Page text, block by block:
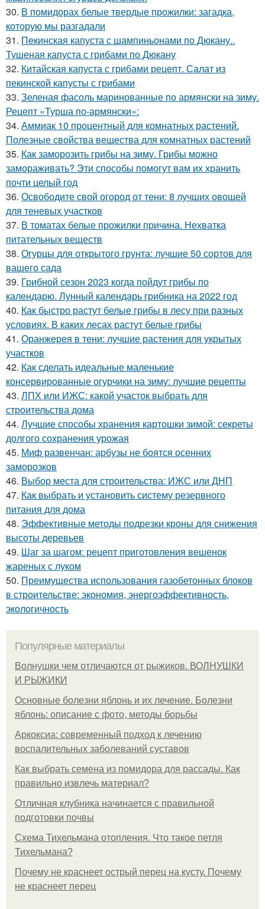
30. В помидорах белые твердые прожилки: загадка,
которую мы разгадали
31. Пекинская капуста с шампиньонами по Дюкану..
Тушеная капуста с грибами по Дюкану
32. Китайская капуста с грибами рецепт. Салат из
пекинской капусты с грибами
33. Зеленая фасоль маринованные по армянски на зиму.
Рецепт «Турша по-армянски»:
34. Аммиак 10 процентный для комнатных растений.
Полезные свойства вещества для комнатных растений
35. Как заморозить грибы на зиму. Грибы можно
замораживать? Эти способы помогут вам их хранить
почти целый год
36. Освободите свой огород от тени: 8 лучших овощей
для теневых участков
37. В томатах белые прожилки причина. Нехватка
питательных веществ
38. Огурцы для открытого грунта: лучшие 50 сортов для
вашего сада
39. Грибной сезон 2023 когда пойдут грибы по
календарю. Лунный календарь грибника на 2022 год
40. Как быстро растут белые грибы в лесу при разных
условиях. В каких лесах растут белые грибы
41. Оранжерея в тени: лучшие растения для укрытых
участков
42. Как сделать идеальные маленькие
консервированные огурчики на зиму: лучшие рецепты
43. ЛПХ или ИЖС: какой участок выбрать для
строительства дома
44. Лучшие способы хранения картошки зимой: секреты
долгого сохранения урожая
45. Миф развенчан: арбузы не боятся осенних
заморозков
46. Выбор места для строительства: ИЖС или ДНП
47. Как выбрать и установить систему резервного
питания для дома
48. Эффективные методы подрезки кроны для снижения
высоты деревьев
49. Шаг за шагом: рецепт приготовления вешенок
жареных с луком
50. Преимущества использования газобетонных блоков
в строительстве: экономия, энергоэффективность,
экологичность
Популярные материалы
Волнушки чем отличаются от рыжиков. ВОЛНУШКИ
И РЫЖИКИ
Основные болезни яблонь и их лечение. Болезни
яблонь: описание с фото, методы борьбы
Аркоксиа: современный подход к лечению
воспалительных заболеваний суставов
Как выбрать семена из помидора для рассады. Как
правильно извлечь материал?
Отличная клубника начинается с правильной
подготовки почвы
Схема Тихельмана отопления. Что такое петля
Тихельмана?
Почему не краснеет острый перец на кусту. Почему
не краснеет перец